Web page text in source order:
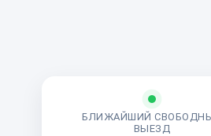
БЛИЖАЙШИЙ
ВЫЕЗД